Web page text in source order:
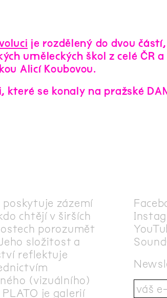
je rozdělený do dvou
uměleckých škol z celé ČR
Alicí Koubovou.
se konaly na pražské
poskytuje zázemí
chtějí v širších
porozumět
složitost a
reflektuje
(vizuálního)
je galerií